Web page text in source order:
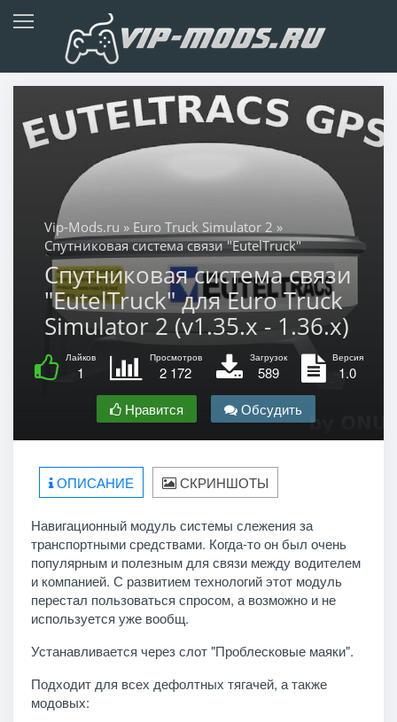
Vip-Mods.ru » Euro Truck Simulator 2 »
Спутниковая система связи "EutelTruck"
Спутниковая система связи
"EutelTruck" для Euro Truck
Simulator 2 (v1.35.x - 1.36.x)
Лайков
1
Просмотров
2 172
Загрузок
589
Версия
1.0
Нравится
Обсудить
ОПИСАНИЕ СКРИНШОТЫ
Навигационный модуль системы слежения за
транспортными средствами. Когда-то он был очень
популярным и полезным для связи между водителем
и компанией. С развитием технологий этот модуль
перестал пользоваться спросом, а возможно и не
используется уже вообщ.
Устанавливается через слот "Проблесковые маяки".
Подходит для всех дефолтных тягачей, а также
модовых: